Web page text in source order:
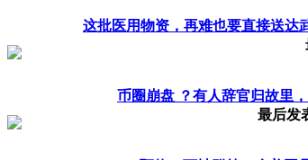
这批医用物资，再难也要直接送达
币圈崩盘 ？有人辞官归故里
最后发